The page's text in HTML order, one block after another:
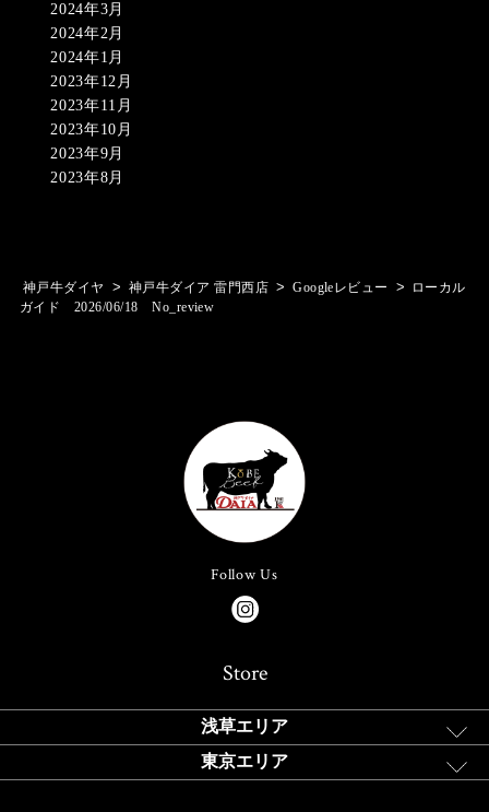
2024年3月
2024年2月
2024年1月
2023年12月
2023年11月
2023年10月
2023年9月
2023年8月
神戸牛ダイヤ > 神戸牛ダイア 雷門西店 > Googleレビュー >
ローカル
ガイド 2026/06/18 No_review
Follow Us
Store
浅草エリア
東京エリア